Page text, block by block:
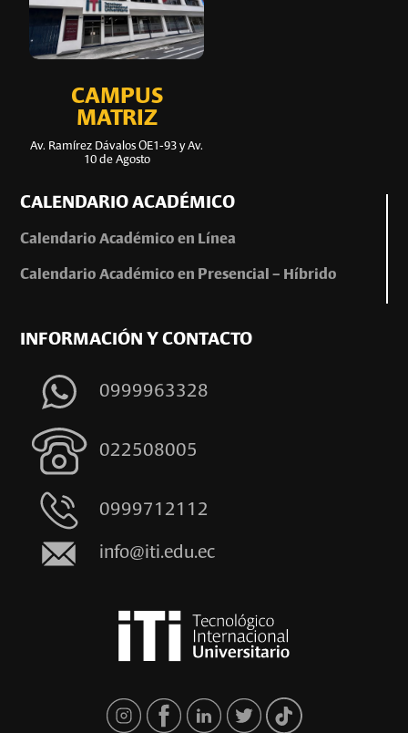
CAMPUS
MATRIZ
Av. Ramírez Dávalos OE1-93 y Av.
10 de Agosto
CALENDARIO ACADÉMICO
Calendario Académico en Línea
Calendario Académico en Presencial – Híbrido
INFORMACIÓN Y CONTACTO
0999963328
022508005
0999712112
info@iti.edu.ec